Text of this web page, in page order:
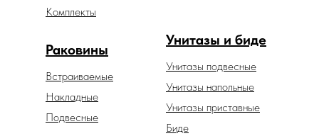
Унитазы и биде
Унитазы подвесные
Унитазы напольные
Унитазы приставные
Раковины
Встраиваемые
Накладные
Подвесные
Биде
Комплекты